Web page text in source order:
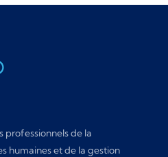
professionnels de la
humaines et de la gestion